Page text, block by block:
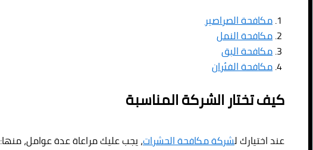
مكافحة الصراصير
مكافحة النمل
مكافحة البق
مكافحة الفئران
كيف تختار الشركة المناسبة
عند اختيارك لشركة مكافحة الحشرات، يجب عليك مراعاة عدة عوامل، منها: